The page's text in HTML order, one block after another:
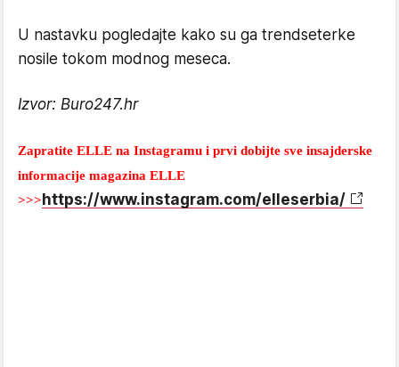
U nastavku pogledajte kako su ga trendseterke
nosile tokom modnog meseca.
Izvor: Buro247.hr
Zapratite ELLE na Instagramu i prvi dobijte sve insajderske
informacije magazina ELLE
>>>https://www.instagram.com/elleserbia/